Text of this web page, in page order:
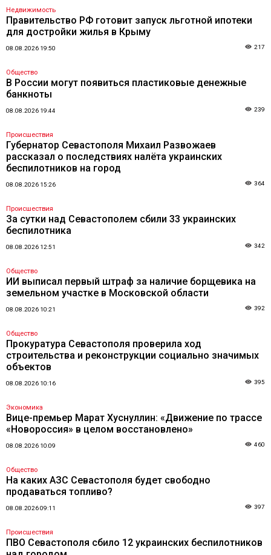
Недвижимость
Правительство РФ готовит запуск льготной ипотеки
для достройки жилья в Крыму
08.08.2026 19:50 217
Общество
В России могут появиться пластиковые денежные
банкноты
08.08.2026 19:44 239
Происшествия
Губернатор Севастополя Михаил Развожаев
рассказал о последствиях налёта украинских
беспилотников на город
08.08.2026 15:26 364
Происшествия
За сутки над Севастополем сбили 33 украинских
беспилотника
08.08.2026 12:51 342
Общество
ИИ выписал первый штраф за наличие борщевика на
земельном участке в Московской области
08.08.2026 10:21 392
Общество
Прокуратура Севастополя проверила ход
строительства и реконструкции социально значимых
объектов
08.08.2026 10:16 395
Экономика
Вице-премьер Марат Хуснуллин: «Движение по трассе
«Новороссия» в целом восстановлено»
08.08.2026 10:09 460
Общество
На каких АЗС Севастополя будет свободно
продаваться топливо?
08.08.2026 09:11 397
Происшествия
ПВО Севастополя сбило 12 украинских беспилотников